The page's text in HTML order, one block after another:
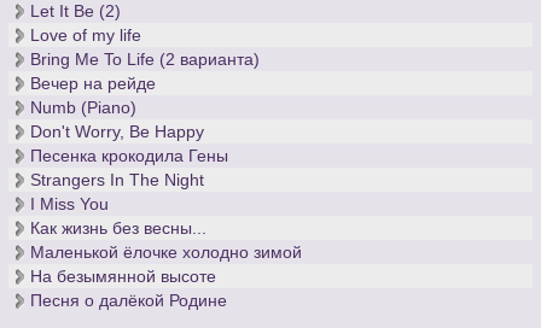
Let It Be (2)
Love of my life
Bring Me To Life (2 варианта)
Вечер на рейде
Numb (Piano)
Don't Worry, Be Happy
Песенка крокодила Гены
Strangers In The Night
I Miss You
Как жизнь без весны...
Маленькой ёлочке холодно зимой
На безымянной высоте
Песня о далёкой Родине